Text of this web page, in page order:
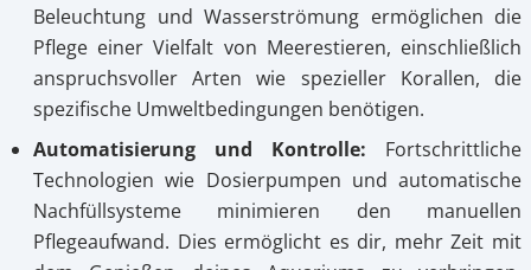
Beleuchtung und Wasserströmung ermöglichen die
Pflege einer Vielfalt von Meerestieren, einschließlich
anspruchsvoller Arten wie spezieller Korallen, die
spezifische Umweltbedingungen benötigen.
Automatisierung und Kontrolle: Fortschrittliche
Technologien wie Dosierpumpen und automatische
Nachfüllsysteme minimieren den manuellen
Pflegeaufwand. Dies ermöglicht es dir, mehr Zeit mit